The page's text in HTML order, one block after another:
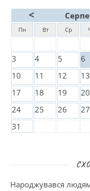
<
Пн Вт Ср
3
4 5 6
10
11 12 13
17
18 19 20
24
25 26 27
31
Народжувався